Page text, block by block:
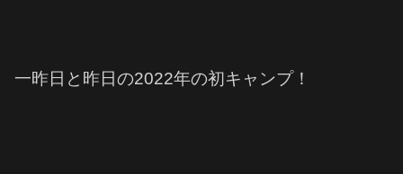
一昨日と昨日の2022年の初キャンプ！